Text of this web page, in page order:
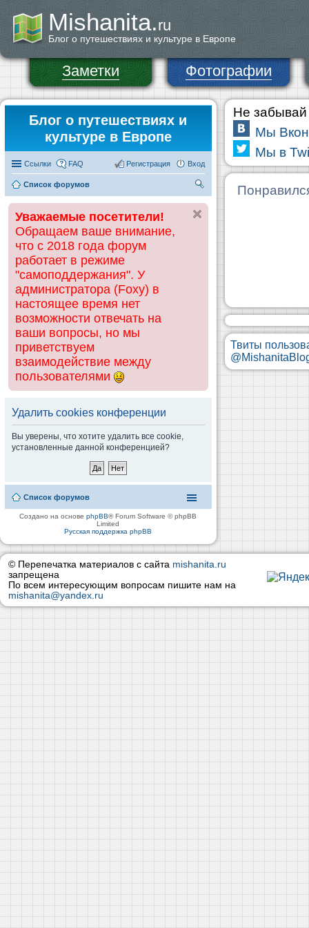
Mishanita.ru
Блог о путешествиях и культуре в Европе
Заметки Фотографии
Блог о путешествиях и
культуре в Европе
Ссылки FAQ Вход
Регистрация
Список форумов
ск
Уважаемые посетители!
Обращаем ваше внимание,
что с 2018 года форум
работает в режиме
"самоподдержания". У
администратора (Foxy) в
настоящее время нет
возможности отвечать на
ваши вопросы, но мы
приветствуем
взаимодействие между
пользователями
Удалить cookies конференции
Вы уверены, что хотите удалить все cookie,
установленные данной конференцией?
Список форумов
Создано на основеphpBB® Forum Software © phpBB
Limited
Русская поддержка phpBB
Не забывай
Мы
Мы в
Твиты
© Перепечатка материалов с сайта mishanita.ru
запрещена
По всем интересующим вопросам пишите нам на
mishanita@yandex.ru